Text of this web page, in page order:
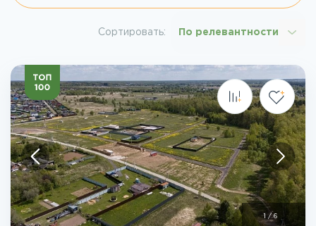
Сортировать: По релевантности
1 /6